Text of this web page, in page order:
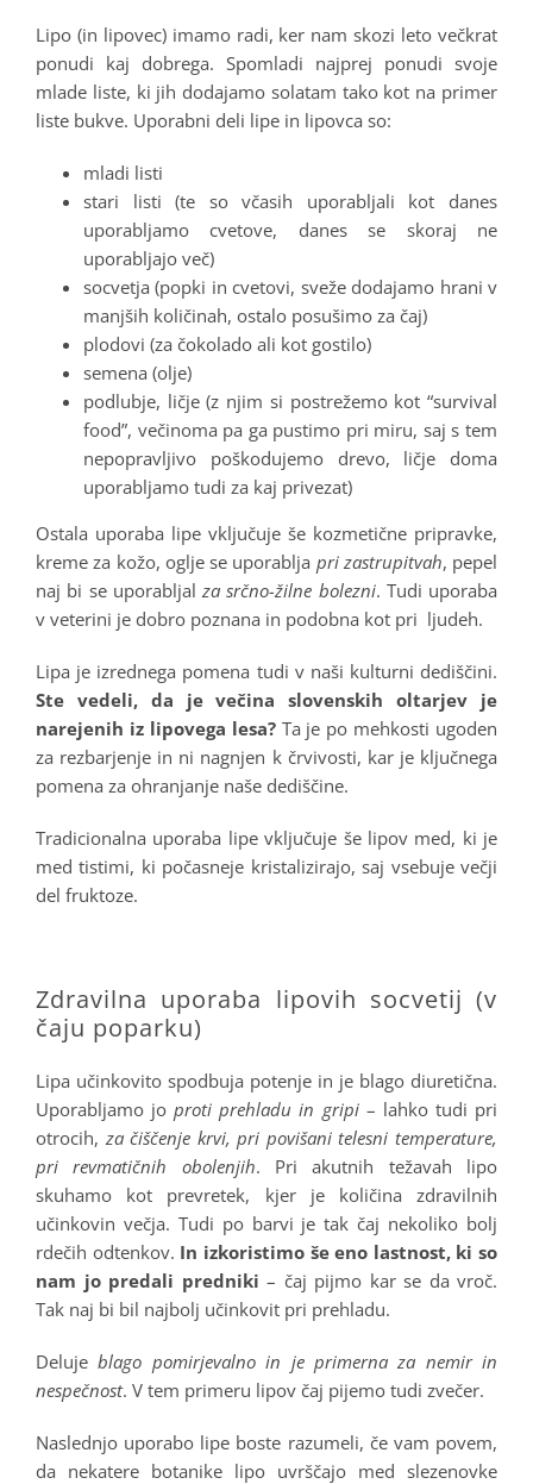
Lipo (in lipovec) imamo radi, ker nam skozi leto večkrat
ponudi kaj dobrega. Spomladi najprej ponudi svoje
mlade liste, ki jih dodajamo solatam tako kot na primer
liste bukve. Uporabni deli lipe in lipovca so:
mladi listi
stari listi (te so včasih uporabljali kot danes
uporabljamo cvetove, danes se skoraj ne
uporabljajo več)
socvetja (popki in cvetovi, sveže dodajamo hrani v
manjših količinah, ostalo posušimo za čaj)
plodovi (za čokolado ali kot gostilo)
semena (olje)
podlubje, ličje (z njim si postrežemo kot “survival
food”, večinoma pa ga pustimo pri miru, saj s tem
nepopravljivo poškodujemo drevo, ličje doma
uporabljamo tudi za kaj privezat)
Ostala uporaba lipe vključuje še kozmetične pripravke,
kreme za kožo, oglje se uporablja pri zastrupitvah, pepel
naj bi se uporabljal za srčno-žilne bolezni. Tudi uporaba
v veterini je dobro poznana in podobna kot pri ljudeh.
Lipa je izrednega pomena tudi v naši kulturni dediščini.
Ste vedeli, da je večina slovenskih oltarjev je
narejenih iz lipovega lesa?Ta je po mehkosti ugoden
za rezbarjenje in ni nagnjen k črvivosti, kar je ključnega
pomena za ohranjanje naše dediščine.
Tradicionalna uporaba lipe vključuje še lipov med, ki je
med tistimi, ki počasneje kristalizirajo, saj vsebuje večji
del fruktoze.
Zdravilna uporaba lipovih socvetij (v
čaju poparku)
Lipa učinkovito spodbuja potenje in je blago diuretična.
Uporabljamo joproti prehladu in gripi– lahko tudi pri
otrocih, za čiščenje krvi, pri povišani telesni temperature,
pri revmatičnih obolenjih. Pri akutnih težavah lipo
skuhamo kot prevretek, kjer je količina zdravilnih
učinkovin večja. Tudi po barvi je tak čaj nekoliko bolj
rdečih odtenkov. In izkoristimo še eno lastnost, ki so
nam jo predali predniki – čaj pijmo kar se da vroč.
Tak naj bi bil najbolj učinkovit pri prehladu.
Delujeblago pomirjevalno in je primerna za nemir in
nespečnost. V tem primeru lipov čaj pijemo tudi zvečer.
Naslednjo uporabo lipe boste razumeli, če vam povem,
da nekatere botanike lipo uvrščajo med slezenovke